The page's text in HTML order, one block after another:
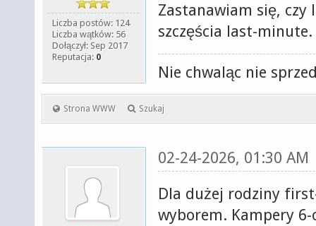
Liczba postów: 124
Liczba wątków: 56
Dołączył: Sep 2017
Reputacja: 0
Zastanawiam się,
szczęścia last-minute.
Nie chwaląc nie
Strona WWW Szukaj
02-24-2026, 01:30 AM
Dla dużej rodziny
wyborem. Kampery